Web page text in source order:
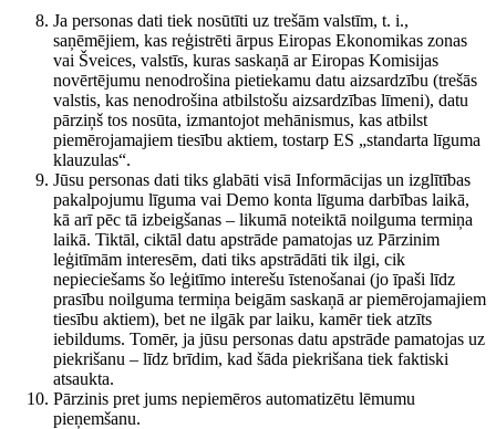
Ja personas dati tiek nosūtīti uz trešām valstīm, t. i.,
saņēmējiem, kas reģistrēti ārpus Eiropas Ekonomikas zonas
vai Šveices, valstīs, kuras saskaņā ar Eiropas Komisijas
novērtējumu nenodrošina pietiekamu datu aizsardzību (trešās
valstis, kas nenodrošina atbilstošu aizsardzības līmeni), datu
pārziņš tos nosūta, izmantojot mehānismus, kas atbilst
piemērojamajiem tiesību aktiem, tostarp ES „standarta līguma
klauzulas“.
Jūsu personas dati tiks glabāti visā Informācijas un izglītības
pakalpojumu līguma vai Demo konta līguma darbības laikā,
kā arī pēc tā izbeigšanas – likumā noteiktā noilguma termiņa
laikā. Tiktāl, ciktāl datu apstrāde pamatojas uz Pārzinim
leģitīmām interesēm, dati tiks apstrādāti tik ilgi, cik
nepieciešams šo leģitīmo interešu īstenošanai (jo īpaši līdz
prasību noilguma termiņa beigām saskaņā ar piemērojamajiem
tiesību aktiem), bet ne ilgāk par laiku, kamēr tiek atzīts
iebildums. Tomēr, ja jūsu personas datu apstrāde pamatojas uz
piekrišanu – līdz brīdim, kad šāda piekrišana tiek faktiski
atsaukta.
Pārzinis pret jums nepiemēros automatizētu lēmumu
pieņemšanu.